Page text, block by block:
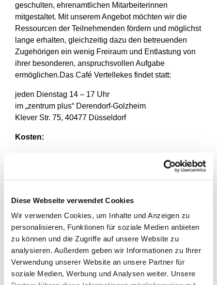
Diese Webseite verwendet Cookies
Wir verwenden Cookies, um Inhalte und Anzeigen zu
personalisieren, Funktionen für soziale Medien anbieten
zu können und die Zugriffe auf unsere Website zu
analysieren. Außerdem geben wir Informationen zu Ihrer
Verwendung unserer Website an unsere Partner für
soziale Medien, Werbung und Analysen weiter. Unsere
geschulten, ehrenamtlichen Mitarbeiterinnen
mitgestaltet. Mit unserem Angebot möchten wir die
Ressourcen der Teilnehmenden fördern und möglichst
lange erhalten, gleichzeitig dazu den betreuenden
Zugehörigen ein wenig Freiraum und Entlastung von
ihrer besonderen, anspruchsvollen Aufgabe
ermöglichen.Das Café Vertellekes findet statt:
jeden Dienstag 14 – 17 Uhr
im „zentrum plus“ Derendorf-Golzheim
Klever Str. 75, 40477 Düsseldorf
Kosten:
Aktivierungsangebote. Eine Kostenerstattung durch
Anmeldung:
Das Angebot kann nur nach vorheriger Anmeldung
und Absprache in Anspruch genommen werden. Es
besteht die Möglichkeit, die Gruppe an einem